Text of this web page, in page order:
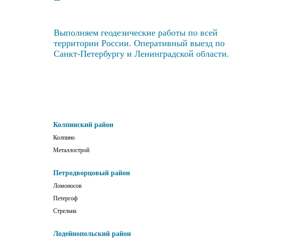
Выполняем геодезические работы по всей
территории России. Оперативный выезд по
Санкт-Петербургу и Ленинградской области.
Колпинский район
Колпино
Металлострой
Петродворцовый район
Ломоносов
Петергоф
Стрельна
Лодейнопольский район